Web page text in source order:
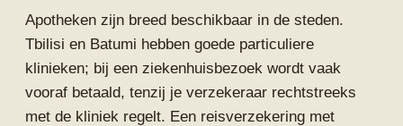
Apotheken zijn breed beschikbaar in de steden.
Tbilisi en Batumi hebben goede particuliere
klinieken; bij een ziekenhuisbezoek wordt vaak
vooraf betaald, tenzij je verzekeraar rechtstreeks
met de kliniek regelt. Een reisverzekering met